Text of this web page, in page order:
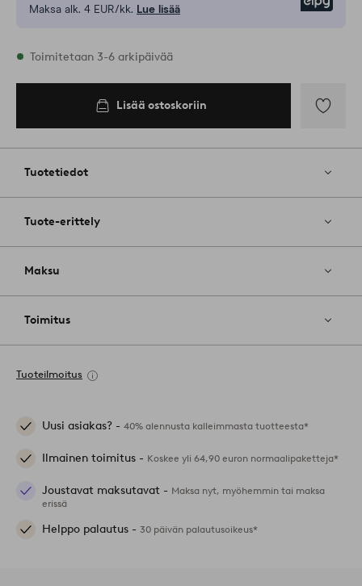
Maksa alk. 4 EUR/kk. Lue lisää
Varastossa
Toimitetaan 3-6 arkipäivää
Lisää ostoskoriin
Tuotetiedot
Tuote-erittely
Maksu
Toimitus
Tuoteilmoitus
Uusi asiakas? - 40% alennusta kalleimmasta tuotteesta*
Ilmainen toimitus - Koskee yli 64,90 euron normaalipaketteja*
Joustavat maksutavat - Maksa nyt, myöhemmin tai maksa
erissä
Helppo palautus - 30 päivän palautusoikeus*